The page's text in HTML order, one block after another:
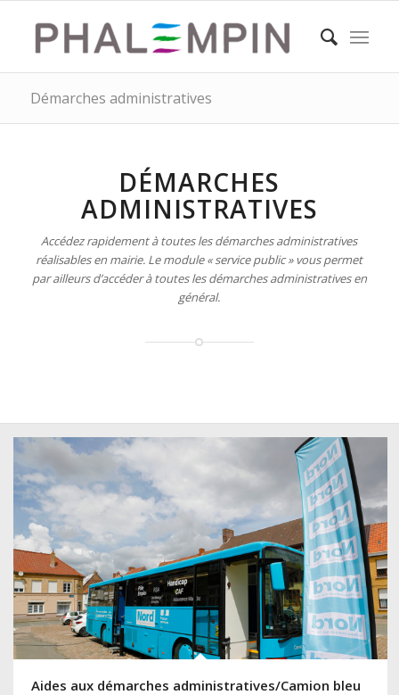
Démarches administratives
DÉMARCHES
ADMINISTRATIVES
Accédez rapidement à toutes les démarches administratives
réalisables en mairie. Le module « service public » vous permet
par ailleurs d’accéder à toutes les démarches administratives en
général.
Aides aux démarches administratives/Camion bleu